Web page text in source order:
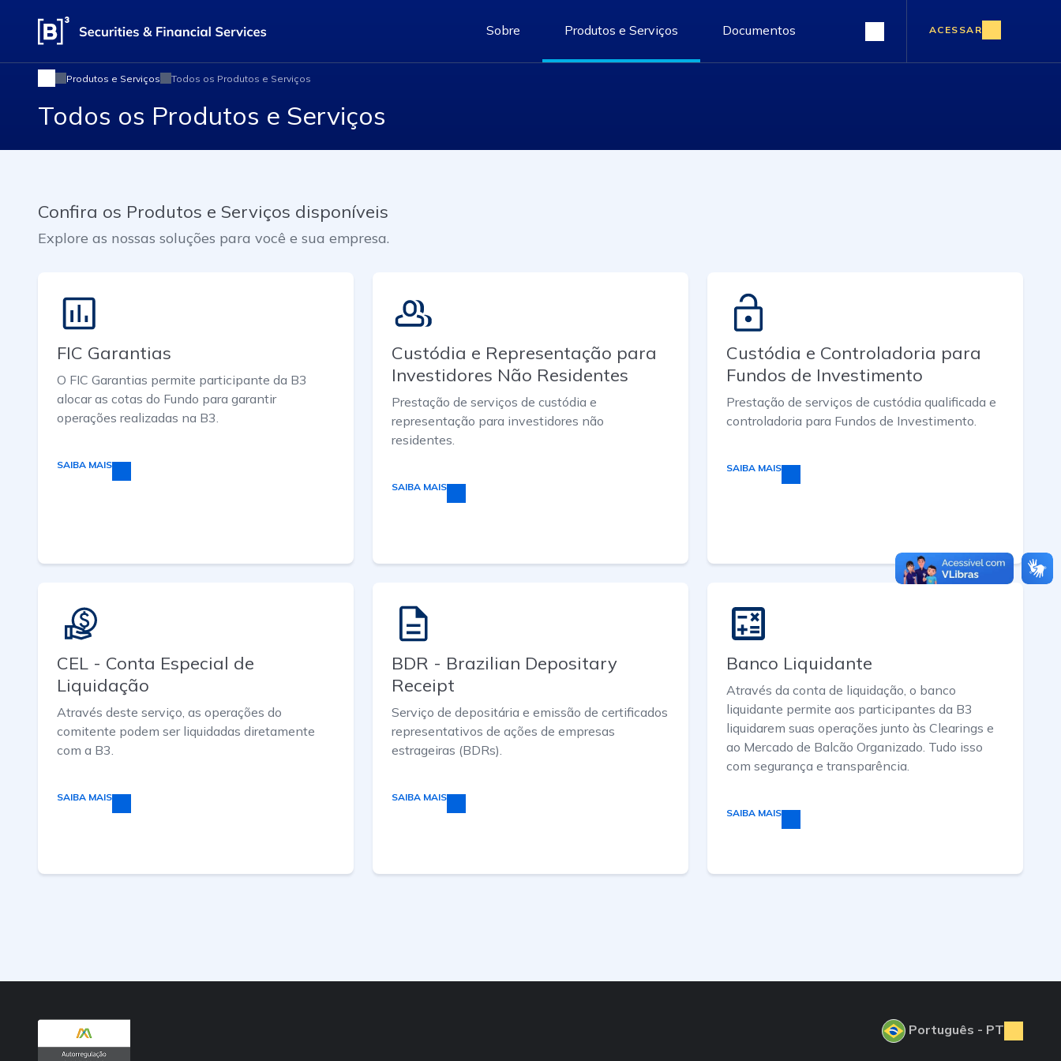
Sobre Produtos e Serviços Documentos ACESSAR
Produtos e Serviços Todos os Produtos e Serviços
Todos os Produtos e Serviços
Confira os Produtos e Serviços disponíveis
Explore as nossas soluções para você e sua empresa.
FIC Garantias
O FIC Garantias permite participante da B3
alocar as cotas do Fundo para garantir
operações realizadas na B3.
SAIBA MAIS
Custódia e Representação para
Investidores Não Residentes
Prestação de serviços de custódia e
representação para investidores não
residentes.
SAIBA MAIS
Custódia e Controladoria para
Fundos de Investimento
Prestação de serviços de custódia qualificada e
controladoria para Fundos de Investimento.
SAIBA MAIS
CEL - Conta Especial de
Liquidação
Através deste serviço, as operações do
comitente podem ser liquidadas diretamente
com a B3.
SAIBA MAIS
BDR - Brazilian Depositary
Receipt
Serviço de depositária e emissão de certificados
representativos de ações de empresas
estrageiras (BDRs).
SAIBA MAIS
Banco Liquidante
Através da conta de liquidação, o banco
liquidante permite aos participantes da B3
liquidarem suas operações junto às Clearings e
ao Mercado de Balcão Organizado. Tudo isso
com segurança e transparência.
SAIBA MAIS
Português - PT